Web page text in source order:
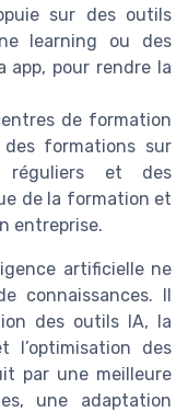
sur des outils
learning ou des
app, pour rendre la
de formation
formations sur
réguliers et des
de la formation et
entreprise.
artificielle ne
connaissances. Il
des outils IA, la
l’optimisation des
par une meilleure
une adaptation